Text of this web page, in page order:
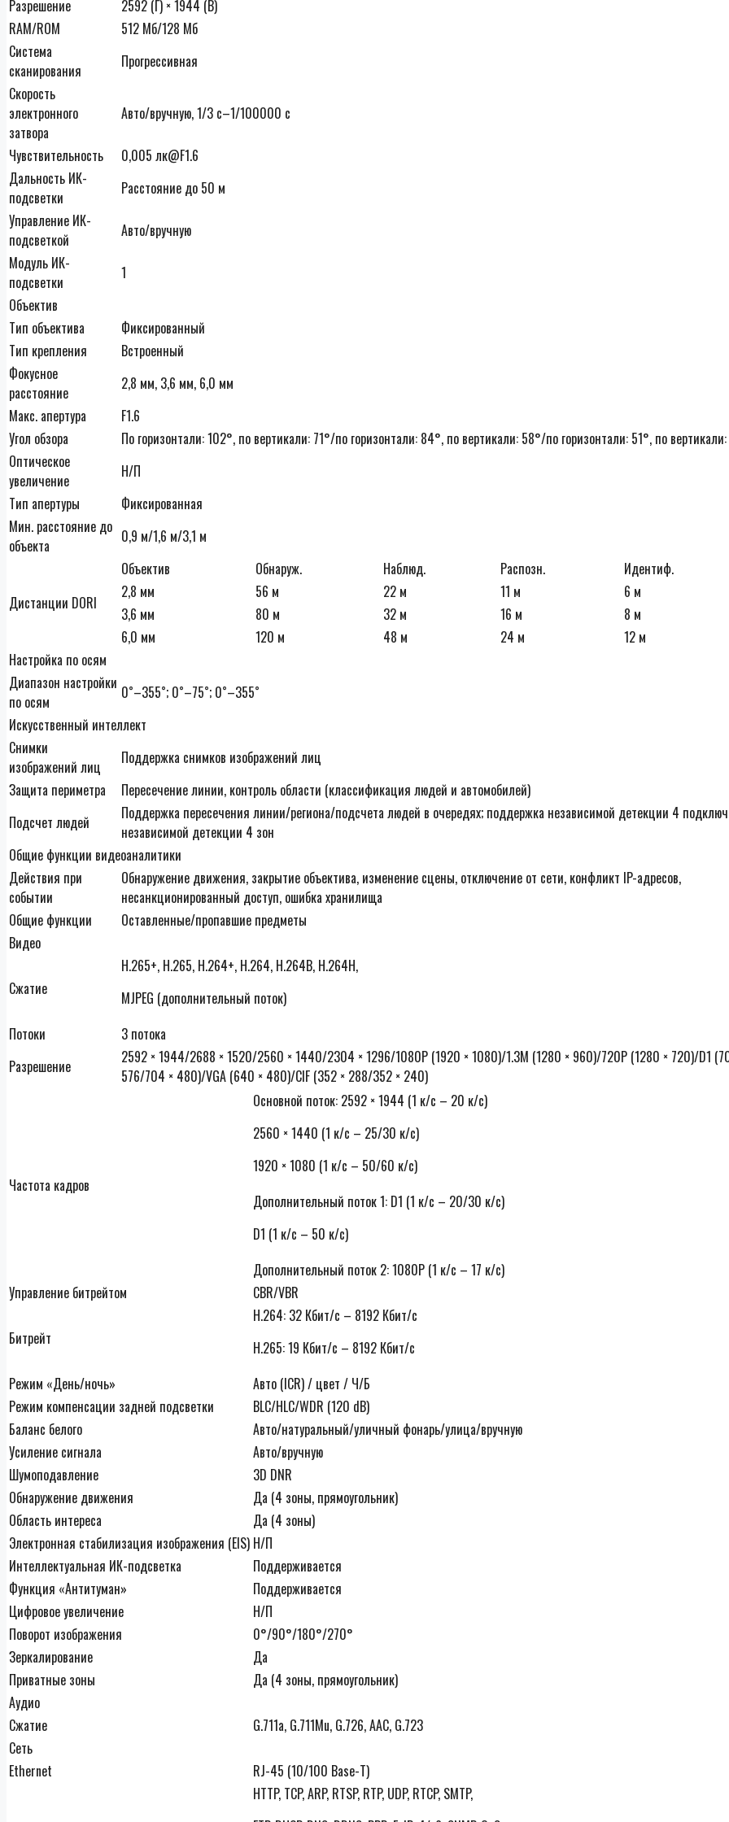
Разрешение
2592 (Г) × 1944 (В)
RAM/ROM
512 Мб/128 Мб
Система
сканирования
Прогрессивная
Скорость
электронного
затвора
Авто/вручную, 1/3 с–1/100000 с
Чувствительность
0,005 лк@F1.6
Дальность ИК-
подсветки
Расстояние до 50 м
Управление ИК-
подсветкой
Авто/вручную
Модуль ИК-
подсветки
1
Объектив
Тип объектива
Фиксированный
Тип крепления
Встроенный
Фокусное
расстояние
2,8 мм, 3,6 мм, 6,0 мм
Макс. апертура
F1.6
Угол обзора
По горизонтали: 102°, по вертикали: 71°/по горизонтали: 84°, по вертикали: 58°/по горизонтали: 51°, по
Оптическое
увеличение
Н/П
Тип апертуры
Фиксированная
Мин. расстояние до
объекта
0,9 м/1,6 м/3,1 м
Дистанции DORI
Объектив Обнаруж. Наблюд. Распозн.
Идентиф.
2,8 мм
56 м 22 м 11 м
6 м
3,6 мм
80 м 32 м 16 м
8 м
6,0 мм
120 м 48 м 24 м
12 м
Настройка по осям
Диапазон настройки
по осям
0˚–355˚; 0˚–75˚; 0˚–355˚
Искусственный интеллект
Снимки
изображений лиц
Поддержка снимков изображений лиц
Защита периметра
Пересечение линии, контроль области (классификация людей и автомобилей)
Подсчет людей
Поддержка пересечения линии/региона/подсчета людей в очередях; поддержка независимой детекции 4
независимой детекции 4 зон
Общие функции видеоаналитики
Действия при
событии
Обнаружение движения, закрытие объектива, изменение сцены, отключение от сети, конфликт IP-адресов,
несанкционированный доступ, ошибка хранилища
Общие функции
Оставленные/пропавшие предметы
Видео
Сжатие
H.265+, H.265, H.264+, H.264, H.264B, H.264H,
MJPEG (дополнительный поток)
Потоки
3 потока
Разрешение
2592 × 1944/2688 × 1520/2560 × 1440/2304 × 1296/1080P (1920 × 1080)/1.3M (1280 × 960)/720P (1280 × 720)/D1
576/704 × 480)/VGA (640 × 480)/CIF (352 × 288/352 × 240)
Частота кадров
Основной поток: 2592 × 1944 (1 к/с – 20 к/с)
2560 × 1440 (1 к/с – 25/30 к/с)
1920 × 1080 (1 к/с – 50/60 к/с)
Дополнительный поток 1: D1 (1 к/с – 20/30 к/с)
D1 (1 к/с – 50 к/с)
Дополнительный поток 2: 1080P (1 к/с – 17 к/с)
Управление битрейтом
CBR/VBR
Битрейт
H.264: 32 Кбит/с – 8192 Кбит/с
H.265: 19 Кбит/с – 8192 Кбит/с
Режим «День/ночь»
Авто (ICR) / цвет / Ч/Б
Режим компенсации задней подсветки
BLC/HLC/WDR (120 dB)
Баланс белого
Авто/натуральный/уличный фонарь/улица/вручную
Усиление сигнала
Авто/вручную
Шумоподавление
3D DNR
Обнаружение движения
Да (4 зоны, прямоугольник)
Область интереса
Да (4 зоны)
Электронная стабилизация изображения (EIS) Н/П
Интеллектуальная ИК-подсветка
Поддерживается
Функция «Антитуман»
Поддерживается
Цифровое увеличение
Н/П
Поворот изображения
0°/90°/180°/270°
Зеркалирование
Да
Приватные зоны
Да (4 зоны, прямоугольник)
Аудио
Сжатие
G.711a, G.711Mu, G.726, AAC, G.723
Сеть
Ethernet
RJ-45 (10/100 Base-T)
HTTP, TCP, ARP, RTSP, RTP, UDP, RTCP, SMTP,